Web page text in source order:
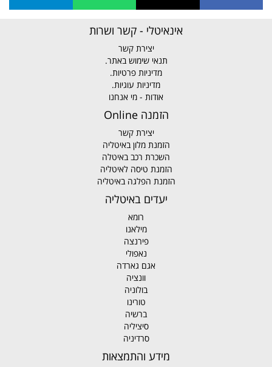
אינאיטלי - קשר ושרות
יצירת קשר
תנאי שימוש באתר.
מדיניות פרטיות.
מדיניות עוגיות.
אודות - מי אנחנו
הזמנה Online
יצירת קשר
הזמנת מלון באיטליה
השכרת רכב באיטלה
הזמנת טיסה לאיטליה
הזמנת הפלגה באיטליה
יעדים באיטליה
רומא
מילאנו
פירנצה
נאפולי
אגם גארדה
וונציה
בולוניה
טורינו
ברשיה
סיציליה
סרדיניה
מידע והתמצאות